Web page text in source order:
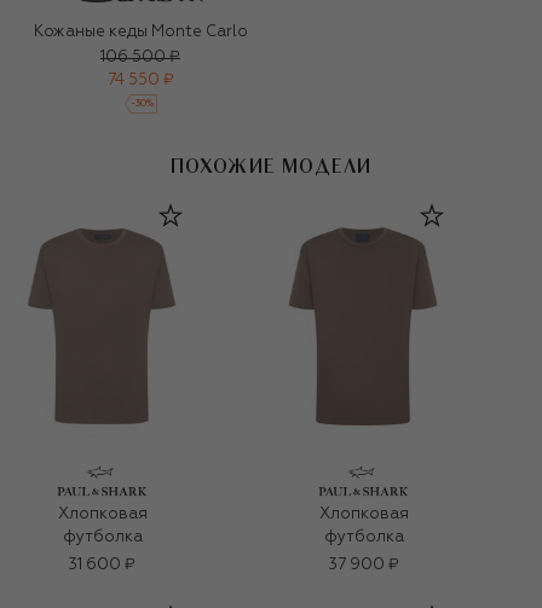
Кожаные кеды Monte Carlo
106 500 ₽
74 550 ₽
-30%
ПОХОЖИЕ МОДЕЛИ
Хлопковая
футболка
31 600 ₽
Хлопковая
футболка
37 900 ₽